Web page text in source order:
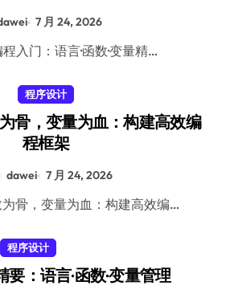
7 月 24, 2026
程入门：语言·函数·变量精…
程序设计
骨，变量为血：构建高效编
程框架
dawei 7 月 24, 2026
为骨，变量为血：构建高效编…
程序设计
：语言·函数·变量管理